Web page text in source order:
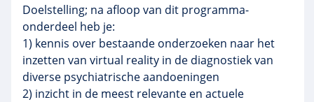
Doelstelling; na afloop van dit programma-
onderdeel heb je:
1) kennis over bestaande onderzoeken naar het
inzetten van virtual reality in de diagnostiek van
diverse psychiatrische aandoeningen
2) inzicht in de meest relevante en actuele